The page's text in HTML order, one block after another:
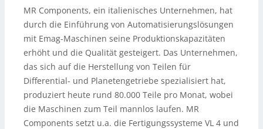
MR Components, ein italienisches Unternehmen, hat
durch die Einführung von Automatisierungslösungen
mit Emag-Maschinen seine Produktionskapazitäten
erhöht und die Qualität gesteigert. Das Unternehmen,
das sich auf die Herstellung von Teilen für
Differential- und Planetengetriebe spezialisiert hat,
produziert heute rund 80.000 Teile pro Monat, wobei
die Maschinen zum Teil mannlos laufen. MR
Components setzt u.a. die Fertigungssysteme VL 4 und